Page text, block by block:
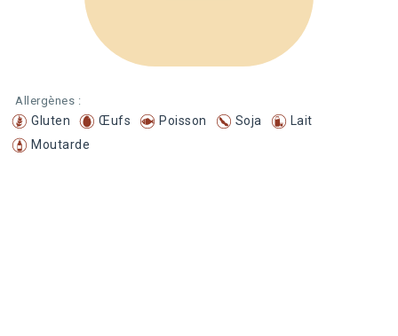
Allergènes :
Gluten Œufs Poisson Soja
Lait
Moutarde